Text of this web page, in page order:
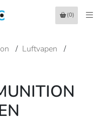
(0)
/ Luftvapen
/